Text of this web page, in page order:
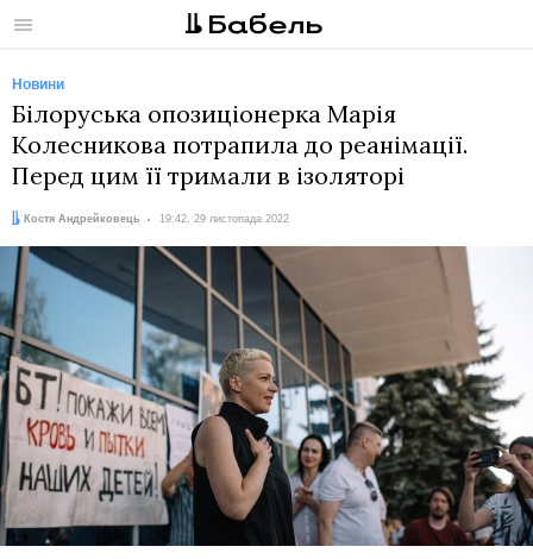
Меню
Новини
Білоруська опозиціонерка Марія
Колесникова потрапила до реанімації.
Перед цим її тримали в ізоляторі
Автор:
Костя Андрейковець
Дата: 19:42, 29 листопада 2022